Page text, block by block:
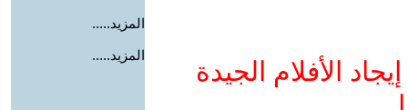
الأفلام الجيدة
المزيد.....
المزيد.....